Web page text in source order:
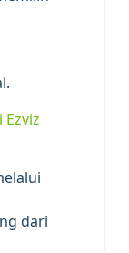
Ezviz
dari